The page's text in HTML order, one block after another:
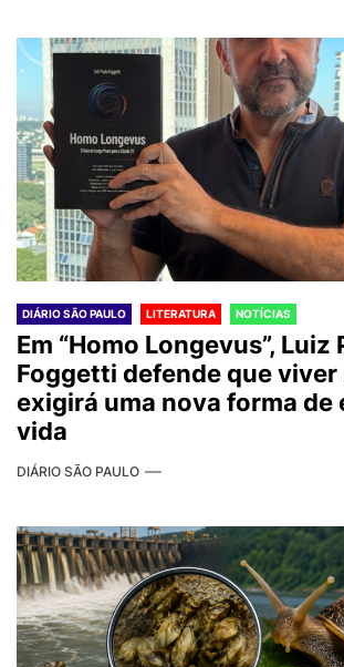
DIÁRIO SÃO PAULO LITERATURA NOTÍCIAS
Em “Homo Longevus”, Luiz
Foggetti defende que viver
exigirá uma nova forma de
vida
DIÁRIO SÃO PAULO